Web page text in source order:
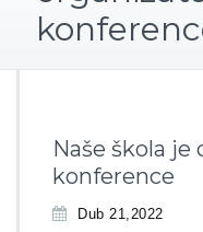
Naše škola
konference
Dub 21,2022